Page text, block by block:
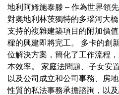
地利阿姆施泰滕 – 作為世界領
對奧地利林茨獨特的多瑙河大
支持的複雜建築項目的附加價
樑的興建即將完工。 多卡的創
位解決方案，簡化了工作流程
本效率。 家庭法問題、子女安
以及公司成立和公司事務、房
性質的私法事務承擔諮詢，以